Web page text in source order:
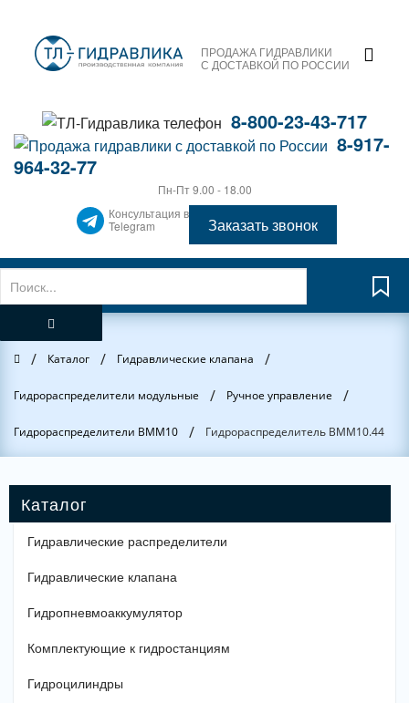
ПРОДАЖА ГИДРАВЛИКИ
С ДОСТАВКОЙ ПО РОССИИ
8-800-23-43-717
8-917-
964-32-77
Пн-Пт 9.00 - 18.00
Консультация в
Telegram
Заказать звонок
Главная
/ Каталог / Гидравлические клапана /
Гидрораспределители модульные / Ручное управление /
Гидрораспределители ВММ10 / Гидрораспределитель ВММ10.44
Гидравлические распределители
Гидравлические клапана
Гидропневмоаккумулятор
Комплектующие к гидростанциям
Гидроцилиндры